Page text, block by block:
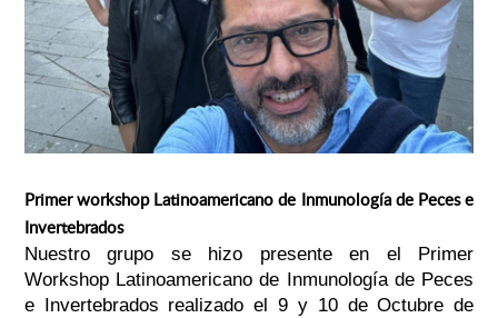
Primer workshop Latinoamericano de Inmunología de Peces e
Invertebrados
Nuestro grupo se hizo presente en el Primer
Workshop Latinoamericano de Inmunología de Peces
e Invertebrados realizado el 9 y 10 de Octubre de